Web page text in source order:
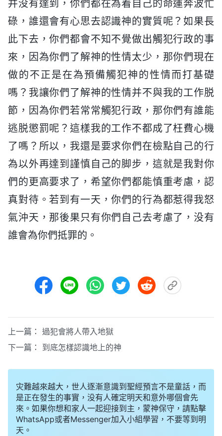
并没有達到，你們都在為着自己的命運奔波忙
碌，誰還會有心思去認識神的實質呢？如果長
此下去，你們都會不知不覺做出觸犯行政的事
來，因為你們了解神的性情太少，那你們現在
做的不正是在為預備觸犯神的性情而打基礎
嗎？我讓你們了解神的性情并不與我的工作脱
節，因為你們若常常觸犯行政，那你們有誰能
逃脱懲罰呢？這樣我的工作不都成了枉費心機
了嗎？所以，我還是要求你們在檢點自己的行
為以外再達到謹慎自己的脚步，這就是我對你
們的更高要求了，希望你們都能慎重考慮，認
真對待。若到有一天，你們的行為都惹得我怒
氣沖天，那後果只有你們自己去考慮了，没有
誰會為你們抵罪的。
上一篇： 過犯會將人帶入地獄
下一篇： 到底怎樣認識地上的神
灾難越來越大，世人逐漸意識到聖經預言不是童話，而
是正在發生的事實，没有人確定明天和意外哪個會先
來。如果你想和家人一起迎接到主，蒙神保守，請點擊
WhatsApp或者Messenger加入小組學習，不要等到明
天。